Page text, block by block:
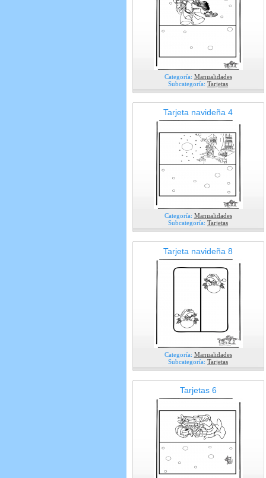
Categoría: Manualidades
Subcategoría: Tarjetas
Tarjeta navideña 4
Categoría: Manualidades
Subcategoría: Tarjetas
Tarjeta navideña 8
Categoría: Manualidades
Subcategoría: Tarjetas
Tarjetas 6